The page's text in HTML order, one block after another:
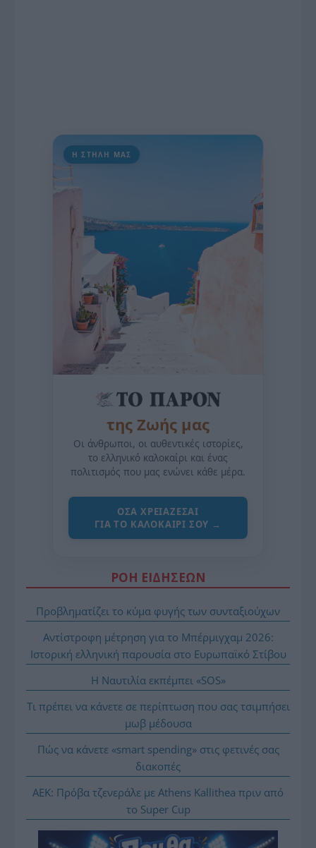
Η ΣΤΗΛΗ ΜΑΣ
της Ζωής μας
Οι άνθρωποι, οι αυθεντικές ιστορίες,
το ελληνικό καλοκαίρι και ένας
πολιτισμός που μας ενώνει κάθε μέρα.
ΌΣΑ ΧΡΕΙΆΖΕΣΑΙ
ΓΙΑ ΤΟ ΚΑΛΟΚΑΊΡΙ ΣΟΥ →
ΡΟΗ ΕΙΔΗΣΕΩΝ
Προβληματίζει το κύμα φυγής των συνταξιούχων
Αντίστροφη μέτρηση για το Μπέρμιγχαμ 2026:
Ιστορική ελληνική παρουσία στο Ευρωπαϊκό Στίβου
Η Ναυτιλία εκπέμπει «SOS»
Τι πρέπει να κάνετε σε περίπτωση που σας τσιμπήσει
μωβ μέδουσα
Πώς να κάνετε «smart spending» στις φετινές σας
διακοπές
ΑΕΚ: Πρόβα τζενεράλε με Athens Kallithea πριν από
το Super Cup